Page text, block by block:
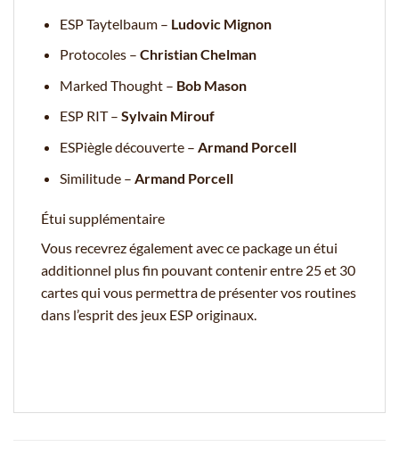
ESP Taytelbaum – Ludovic Mignon
Protocoles – Christian Chelman
Marked Thought – Bob Mason
ESP RIT – Sylvain Mirouf
ESPiègle découverte – Armand Porcell
Similitude – Armand Porcell
Étui supplémentaire
Vous recevrez également avec ce package un étui
additionnel plus fin pouvant contenir entre 25 et 30
cartes qui vous permettra de présenter vos routines
dans l’esprit des jeux ESP originaux.